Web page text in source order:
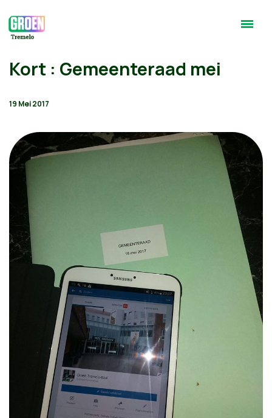
Kort : Gemeenteraad mei
19 Mei 2017